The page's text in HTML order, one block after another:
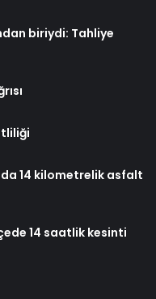
biriydi: Tahliye
14 kilometrelik asfalt
14 saatlik kesinti